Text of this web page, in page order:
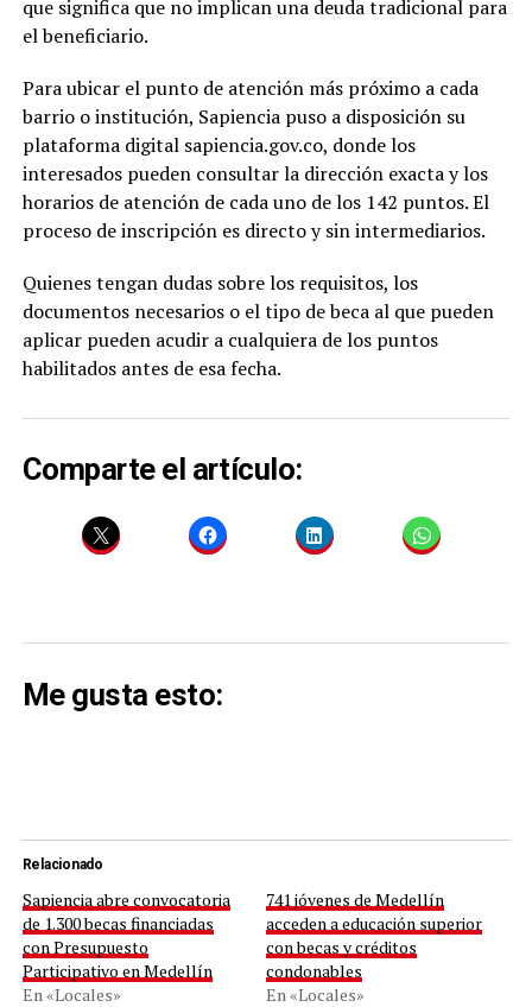
que significa que no implican una deuda tradicional para
el beneficiario.
Para ubicar el punto de atención más próximo a cada
barrio o institución, Sapiencia puso a disposición su
plataforma digital sapiencia.gov.co, donde los
interesados pueden consultar la dirección exacta y los
horarios de atención de cada uno de los 142 puntos. El
proceso de inscripción es directo y sin intermediarios.
Quienes tengan dudas sobre los requisitos, los
documentos necesarios o el tipo de beca al que pueden
aplicar pueden acudir a cualquiera de los puntos
habilitados antes de esa fecha.
Comparte el artículo:
Me gusta esto:
Relacionado
Sapiencia abre convocatoria
de 1.300 becas financiadas
con Presupuesto
Participativo en Medellín
En «Locales»
741 jóvenes de Medellín
acceden a educación superior
con becas y créditos
condonables
En «Locales»